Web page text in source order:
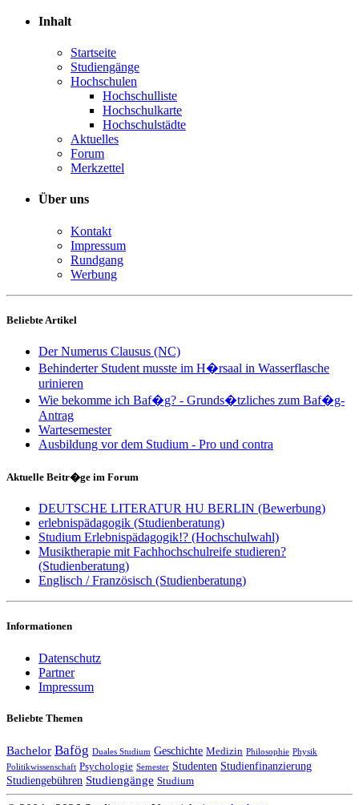
Inhalt
Startseite
Studiengänge
Hochschulen
Hochschulliste
Hochschulkarte
Hochschulstädte
Aktuelles
Forum
Merkzettel
Über uns
Kontakt
Impressum
Rundgang
Werbung
Beliebte Artikel
Der Numerus Clausus (NC)
Behinderter Student musste im H�rsaal in Wasserflasche
urinieren
Wie bekomme ich Baf�g? - Grunds�tzliches zum Baf�g-
Antrag
Wartesemester
Ausbildung vor dem Studium - Pro und contra
Aktuelle Beitr�ge im Forum
DEUTSCHE LITERATUR HU BERLIN (Bewerbung)
erlebnispädagogik (Studienberatung)
Studium Erlebnispädagogik!? (Hochschulwahl)
Musiktherapie mit Fachhochschulreife studieren?
(Studienberatung)
Englisch / Französisch (Studienberatung)
Informationen
Datenschutz
Partner
Impressum
Beliebte Themen
Bachelor Bafög Duales Studium Geschichte Medizin Philosophie Physik
Politikwissenschaft Psychologie Semester Studenten Studienfinanzierung
Studiengebühren Studiengänge Studium